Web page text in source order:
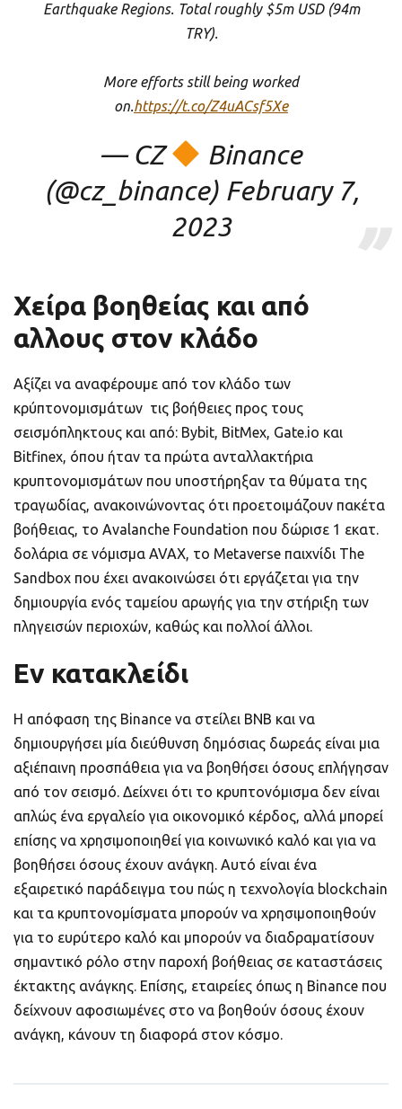
Earthquake Regions. Total roughly $5m USD (94m
TRY).
More efforts still being worked
on.https://t.co/Z4uACsf5Xe
— CZ
Binance
(@cz_binance) February 7,
2023
Χείρα βοηθείας και από
αλλους στον κλάδο
Αξίζει να αναφέρουμε από τον κλάδο των
κρύπτονομισμάτων τις βοήθειες προς τους
σεισμόπληκτους και από: Bybit, BitMex, Gate.io και
Bitfinex, όπου ήταν τα πρώτα ανταλλακτήρια
κρυπτονομισμάτων που υποστήρηξαν τα θύματα της
τραγωδίας, ανακοινώνοντας ότι προετοιμάζουν πακέτα
βοήθειας, το Avalanche Foundation που δώρισε 1 εκατ.
δολάρια σε νόμισμα AVAX, το Metaverse παιχνίδι The
Sandbox που έχει ανακοινώσει ότι εργάζεται για την
δημιουργία ενός ταμείου αρωγής για την στήριξη των
πληγεισών περιοχών, καθώς και πολλοί άλλοι.
Εν κατακλείδι
Η απόφαση της Binance να στείλει BNB και να
δημιουργήσει μία διεύθυνση δημόσιας δωρεάς είναι μια
αξιέπαινη προσπάθεια για να βοηθήσει όσους επλήγησαν
από τον σεισμό. Δείχνει ότι το κρυπτονόμισμα δεν είναι
απλώς ένα εργαλείο για οικονομικό κέρδος, αλλά μπορεί
επίσης να χρησιμοποιηθεί για κοινωνικό καλό και για να
βοηθήσει όσους έχουν ανάγκη. Αυτό είναι ένα
εξαιρετικό παράδειγμα του πώς η τεχνολογία blockchain
και τα κρυπτονομίσματα μπορούν να χρησιμοποιηθούν
για το ευρύτερο καλό και μπορούν να διαδραματίσουν
σημαντικό ρόλο στην παροχή βοήθειας σε καταστάσεις
έκτακτης ανάγκης. Επίσης, εταιρείες όπως η Binance που
δείχνουν αφοσιωμένες στο να βοηθούν όσους έχουν
ανάγκη, κάνουν τη διαφορά στον κόσμο.